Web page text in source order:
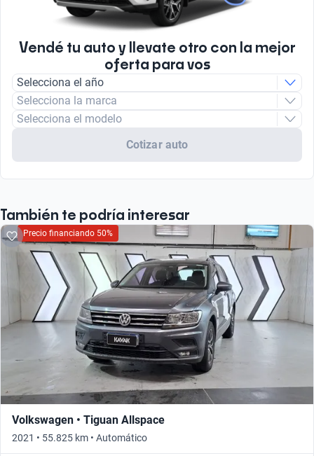
Tipo de Combustible
Combustión
Tipo de motor
Vendé tu auto y llevate otro con la mejor
oferta para vos
Selecciona el año
Selecciona la marca
Selecciona el modelo
Cotizar auto
También te podría interesar
Precio financiando 50%
Volkswagen • Tiguan Allspace
2021 • 55.825 km • Automático